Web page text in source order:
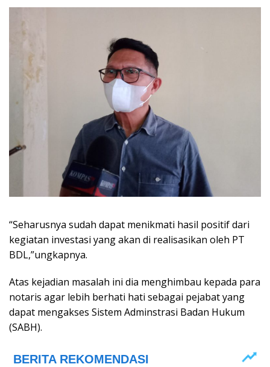
“Seharusnya sudah dapat menikmati hasil positif dari
kegiatan investasi yang akan di realisasikan oleh PT
BDL,”ungkapnya.
Atas kejadian masalah ini dia menghimbau kepada para
notaris agar lebih berhati hati sebagai pejabat yang
dapat mengakses Sistem Adminstrasi Badan Hukum
(SABH).